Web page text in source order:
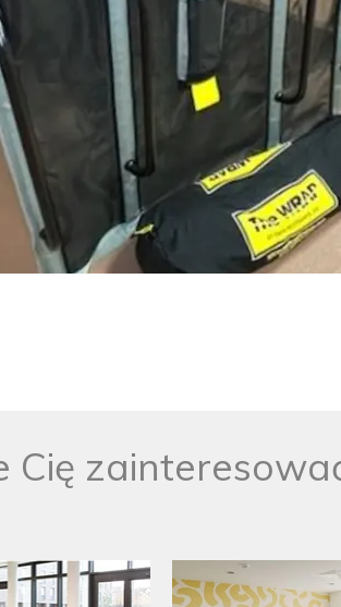
OSŁONA GRZEJNIKA
MEBLE WIĘZIENNE
Cię